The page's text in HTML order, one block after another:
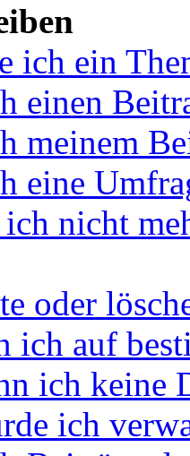
ich ein
einen
meinem
eine
ich nicht
oder
ich auf
ich keine
ich